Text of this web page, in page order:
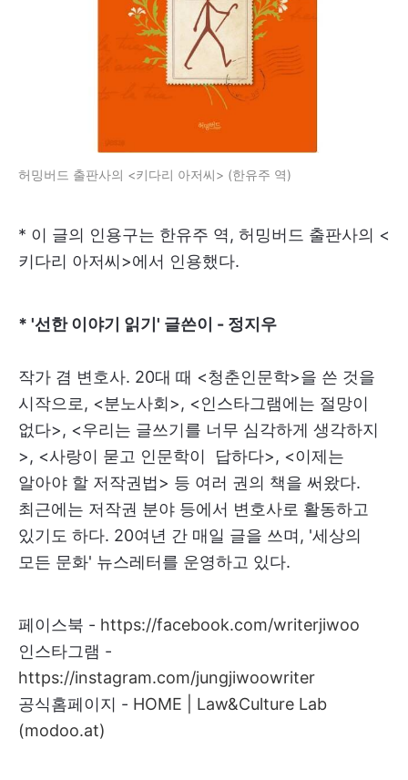
허밍버드 출판사의 <키다리 아저씨> (한유주 역)
* 이 글의 인용구는 한유주 역, 허밍버드 출판사의 <
키다리 아저씨>에서 인용했다.
* '선한 이야기 읽기' 글쓴이 - 정지우
작가 겸 변호사. 20대 때 <청춘인문학>을 쓴 것을
시작으로, <분노사회>, <인스타그램에는 절망이
없다>, <우리는 글쓰기를 너무 심각하게 생각하지
>, <사랑이 묻고 인문학이 답하다>, <이제는
알아야 할 저작권법> 등 여러 권의 책을 써왔다.
최근에는 저작권 분야 등에서 변호사로 활동하고
있기도 하다. 20여년 간 매일 글을 쓰며, '세상의
모든 문화' 뉴스레터를 운영하고 있다.
페이스북 - https://facebook.com/writerjiwoo
인스타그램 -
https://instagram.com/jungjiwoowriter
공식홈페이지 - HOME | Law&Culture Lab
(modoo.at)